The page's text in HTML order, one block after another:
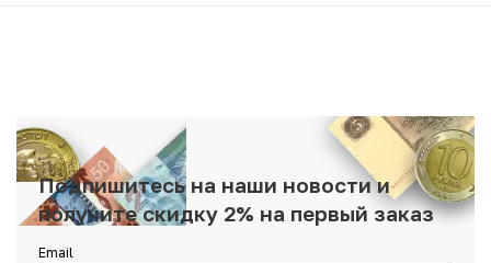
Подпишитесь на наши новости и
получите скидку 2% на первый заказ
Email